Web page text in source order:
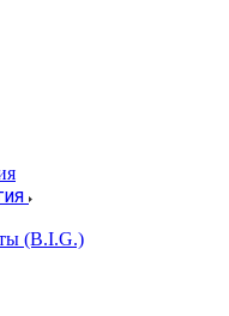
(B.I.G.)